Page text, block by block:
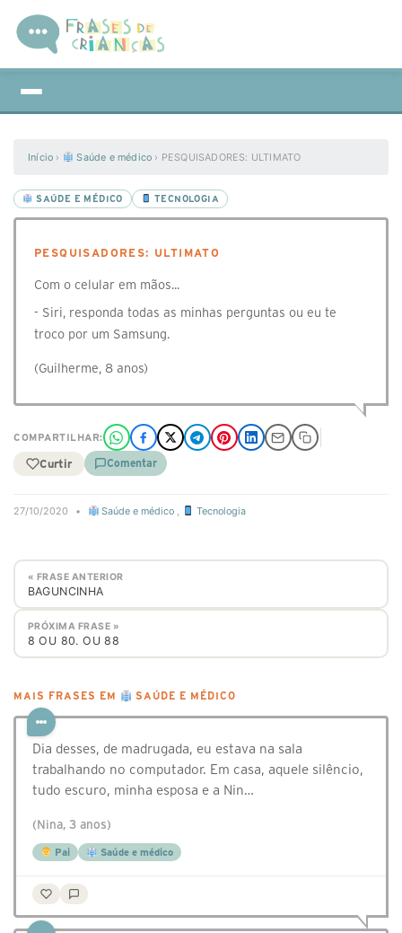
Início › Saúde e médico › PESQUISADORES: ULTIMATO
SAÚDE E MÉDICO TECNOLOGIA
PESQUISADORES: ULTIMATO
Com o celular em mãos...
- Siri, responda todas as minhas perguntas ou eu te
troco por um Samsung.
(Guilherme, 8 anos)
COMPARTILHAR:
Curtir Comentar
27/10/2020 • Saúde e médico , Tecnologia
« FRASE ANTERIOR
BAGUNCINHA
PRÓXIMA FRASE »
8 OU 80. OU 88
MAIS FRASES EM SAÚDE E MÉDICO
Dia desses, de madrugada, eu estava na sala
trabalhando no computador. Em casa, aquele silêncio,
tudo escuro, minha esposa e a Nin…
(Nina, 3 anos)
Pai Saúde e médico